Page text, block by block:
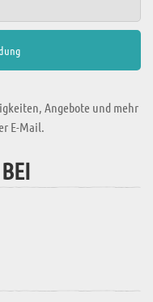
Angebote und mehr
E-Mail.